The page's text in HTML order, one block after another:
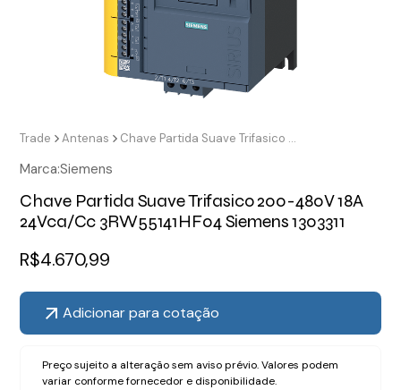
Trade Antenas Chave Partida Suave Trifasico 200-480V 18A 24Vca/Cc 3RW55141HF04 Siemens 1303311
Marca:Siemens
Chave Partida Suave Trifasico 200-480V 18A
24Vca/Cc 3RW55141HF04 Siemens 1303311
R$4.670,99
Adicionar para cotação
Preço sujeito a alteração sem aviso prévio. Valores podem
variar conforme fornecedor e disponibilidade.